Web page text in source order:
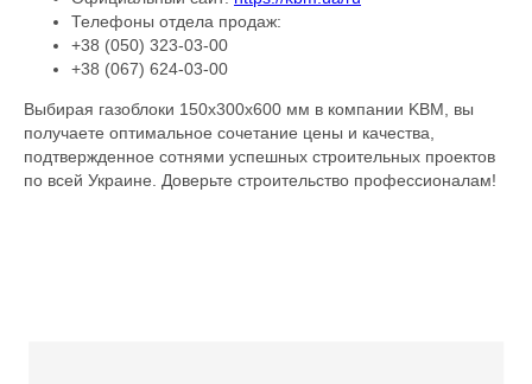
Телефоны отдела продаж:
+38 (050) 323-03-00
+38 (067) 624-03-00
Выбирая газоблоки 150х300х600 мм в компании KBM, вы
получаете оптимальное сочетание цены и качества,
подтвержденное сотнями успешных строительных проектов
по всей Украине. Доверьте строительство профессионалам!